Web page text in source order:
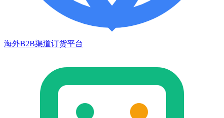
海外B2B渠道订货平台